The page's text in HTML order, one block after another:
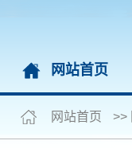
网站首页
网站首页 >>